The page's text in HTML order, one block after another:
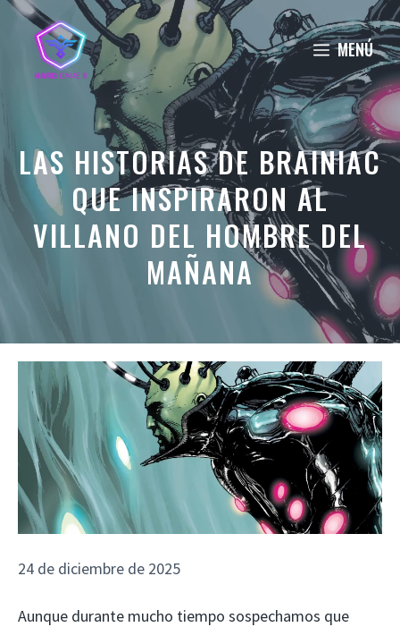
Saltar
contenido
MENÚ
LAS HISTORIAS DE BRAINIAC
QUE INSPIRARON AL
VILLANO DEL HOMBRE DEL
MAÑANA
24 de diciembre de 2025
Aunque durante mucho tiempo sospechamos que